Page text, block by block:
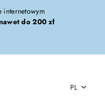
internetowym
do 200 zł
PL